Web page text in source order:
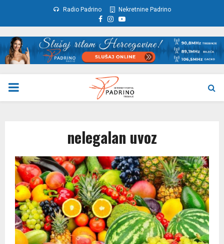
Radio Padrino Nekretnine Padrino
Facebook
Instagram
Youtube
PRIMARY
nelegalan uvoz